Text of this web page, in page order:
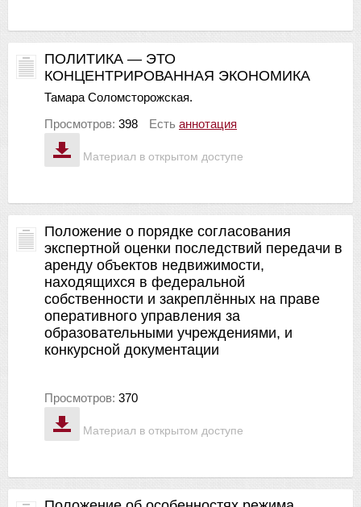
Материал в открытом доступе
ПОЛИТИКА — ЭТО
КОНЦЕНТРИРОВАННАЯ ЭКОНОМИКА
Тамара Соломсторожская.
Просмотров: 398 Есть аннотация
Материал в открытом доступе
Положение о порядке согласования
экспертной оценки последствий передачи в
аренду объектов недвижимости,
находящихся в федеральной
собственности и закреплённых на праве
оперативного управления за
образовательными учреждениями, и
конкурсной документации
Просмотров: 370